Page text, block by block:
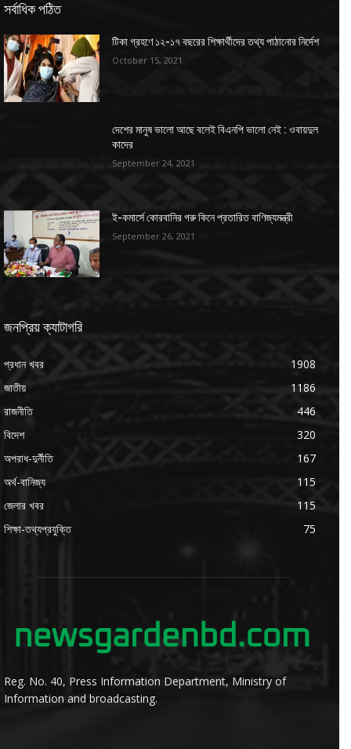
সর্বাধিক পঠিত
টিকা গ্রহণে ১২-১৭ বছরের শিক্ষার্থীদের তথ্য পাঠানোর নির্দেশ
October 15, 2021
দেশের মানুষ ভালো আছে বলেই বিএনপি ভালো নেই : ওবায়দুল
কাদের
September 24, 2021
ই-কমার্সে কোরবানির গরু কিনে প্রতারিত বাণিজ্যমন্ত্রী
September 26, 2021
জনপ্রিয় ক্যাটাগরি
প্রধান খবর
1908
জাতীয়
1186
রাজনীতি
446
বিদেশ
320
অপরাধ-দুর্নীতি
167
অর্থ-বানিজ্য
115
জেলার খবর
115
শিক্ষা-তথ্যপ্রযুক্তি
75
Reg. No. 40, Press Information Department, Ministry of
Information and broadcasting.